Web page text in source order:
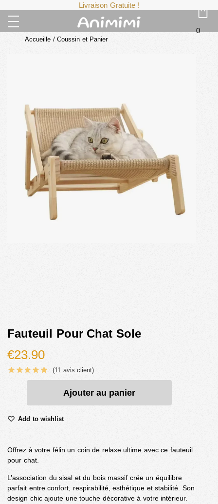
Livraison Gratuite !
0
Accueille / Coussin et Panier
Fauteuil Pour Chat Sole
€23.90
(11 avis client)
Ajouter au panier
Add to wishlist
Offrez à votre félin un coin de relaxe ultime avec ce fauteuil
pour chat.
L’association du sisal et du bois massif crée un équilibre
parfait entre confort, respirabilité, esthétique et stabilité. Son
design chic ajoute une touche décorative à votre intérieur.